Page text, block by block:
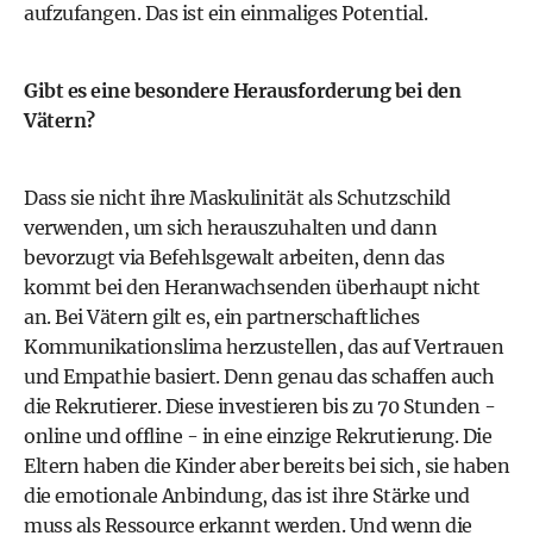
aufzufangen. Das ist ein einmaliges Potential.
Gibt es eine besondere Herausforderung bei den
Vätern?
Dass sie nicht ihre Maskulinität als Schutzschild
verwenden, um sich herauszuhalten und dann
bevorzugt via Befehlsgewalt arbeiten, denn das
kommt bei den Heranwachsenden überhaupt nicht
an. Bei Vätern gilt es, ein partnerschaftliches
Kommunikationslima herzustellen, das auf Vertrauen
und Empathie basiert. Denn genau das schaffen auch
die Rekrutierer. Diese investieren bis zu 70 Stunden -
online und offline - in eine einzige Rekrutierung. Die
Eltern haben die Kinder aber bereits bei sich, sie haben
die emotionale Anbindung, das ist ihre Stärke und
muss als Ressource erkannt werden. Und wenn die